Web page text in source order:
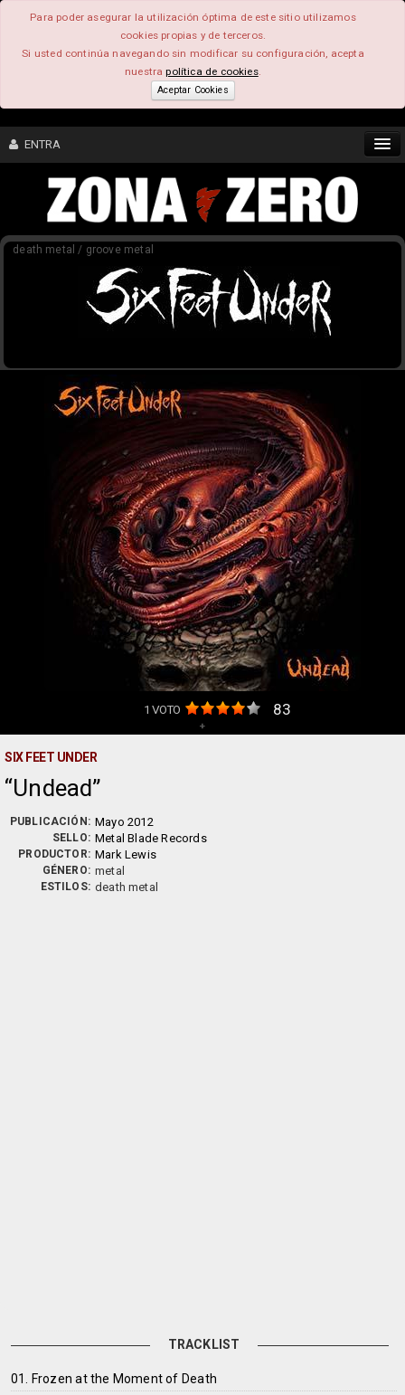
Para poder asegurar la utilización óptima de este sitio utilizamos
cookies propias y de terceros.
Si usted continúa navegando sin modificar su configuración, acepta
nuestrapolítica de cookies.
Aceptar Cookies
ENTRA
CONTENIDO
COMUNIDAD
FEEEDBACK
death metal / groove metal
1 VOTO 83
+
SIX FEET UNDER
Undead
PUBLICACIÓN: Mayo 2012
SELLO: Metal Blade Records
PRODUCTOR: Mark Lewis
GÉNERO: metal
ESTILOS: death metal
TRACKLIST
01. Frozen at the Moment of Death